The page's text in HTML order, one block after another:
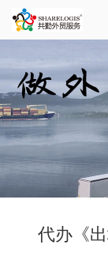
代办《